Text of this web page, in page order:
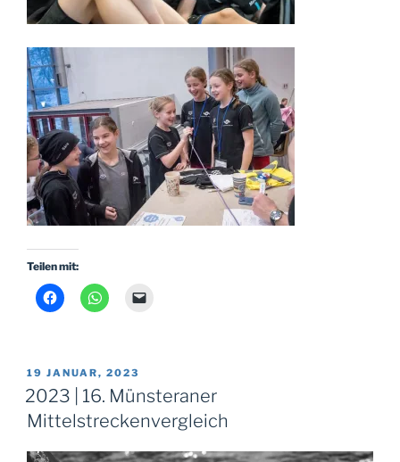
Teilen mit:
VERÖFFENTLICHT
AM
19 JANUAR, 2023
2023 | 16. Münsteraner
Mittelstreckenvergleich